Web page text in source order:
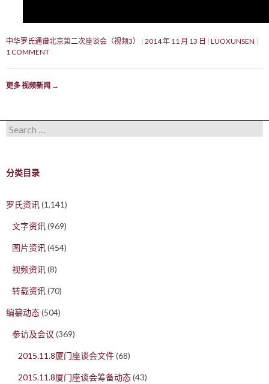
中华罗氏通谱北京第二次座谈会（视频3） 2014 年 11 月 13 日
LUOXUNSEN
1 COMMENT
更多 视频新闻 →
Search for:
分类目录
罗氏资讯(1,141)
文字资讯(969)
图片资讯(454)
视频资讯(8)
转载资讯(70)
编纂动态(504)
参访及会议 (369)
2015.11.8厦门座谈会文件(68)
2015.11.8厦门座谈会筹备动态(43)